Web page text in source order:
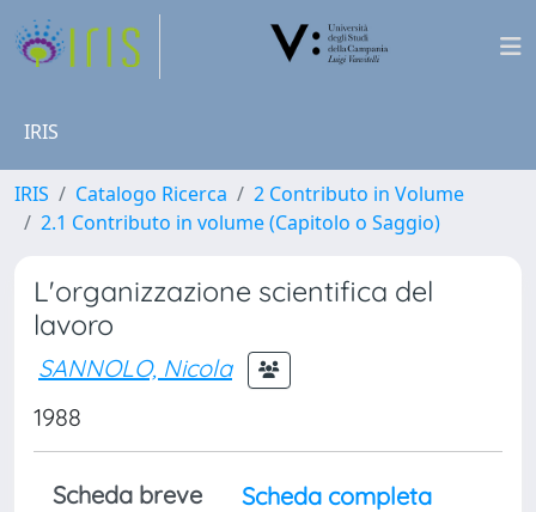
IRIS
IRIS Catalogo Ricerca
2 Contributo in Volume
2.1 Contributo in volume (Capitolo o Saggio)
L'organizzazione scientifica del
lavoro
SANNOLO, Nicola
1988
Scheda breve
Scheda completa